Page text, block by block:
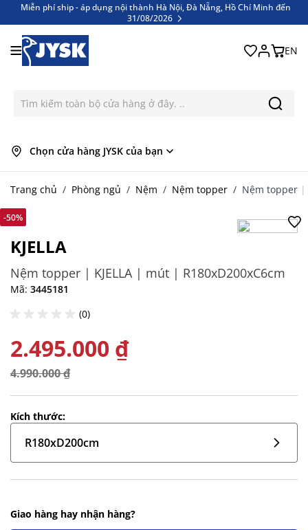
Miễn phí ship - áp dụng nội thành Hà Nội, Đà Nẵng, Hồ Chí Minh đến
31/08/2026
EN
Chọn cửa hàng JYSK của bạn
Trang chủ / Phòng ngủ / Nệm / Nệm topper / Nệm topper |
-50%
KJELLA
Nệm topper | KJELLA | mút | R180xD200xC6cm
Mã: 3445181
(0)
2.495.000 ₫
4.990.000 ₫
Kích thước:
R180xD200cm
Giao hàng hay nhận hàng?